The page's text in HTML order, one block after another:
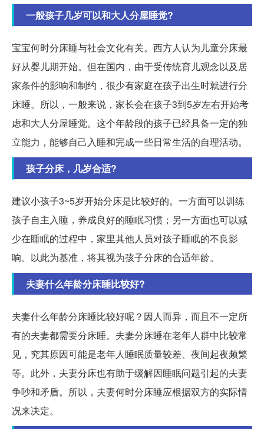
一般孩子几岁可以和大人分屋睡觉?
宝宝何时分床睡与社会文化有关。西方人认为儿童分床最
好从婴儿期开始。但在国内，由于受传统育儿观念以及居
家条件的影响和制约，很少有家庭在孩子出生时就进行分
床睡。所以，一般来说，家长会在孩子3到5岁左右开始考
虑和大人分屋睡觉。这个年龄段的孩子已经具备一定的独
立能力，能够自己入睡和完成一些日常生活的自理活动。
孩子分床，几岁合适?
建议小孩子3~5岁开始分床是比较好的。一方面可以训练
孩子自主入睡，养成良好的睡眠习惯；另一方面也可以减
少在睡眠的过程中，家里其他人员对孩子睡眠的不良影
响。以此为基准，将其视为孩子分床的合适年龄。
夫妻什么年龄分床睡比较好?
夫妻什么年龄分床睡比较好呢？因人而异，而且不一定所
有的夫妻都需要分床睡。夫妻分床睡在老年人群中比较常
见，究其原因可能是老年人睡眠质量较差、夜间起夜频繁
等。此外，夫妻分床也有助于缓解因睡眠问题引起的夫妻
争吵和矛盾。所以，夫妻何时分床睡应根据双方的实际情
况来决定。